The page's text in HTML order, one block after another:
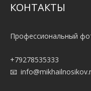
КОНТАКТЫ
Профессиональный
+79278535333